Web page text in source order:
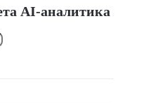
AI-аналитика